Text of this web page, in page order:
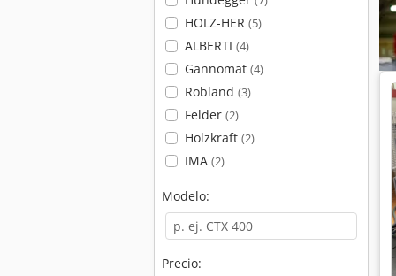
HOLZ-HER (5)
ALBERTI (4)
Gannomat (4)
Robland (3)
Felder (2)
Holzkraft (2)
IMA (2)
Modelo:
Precio: